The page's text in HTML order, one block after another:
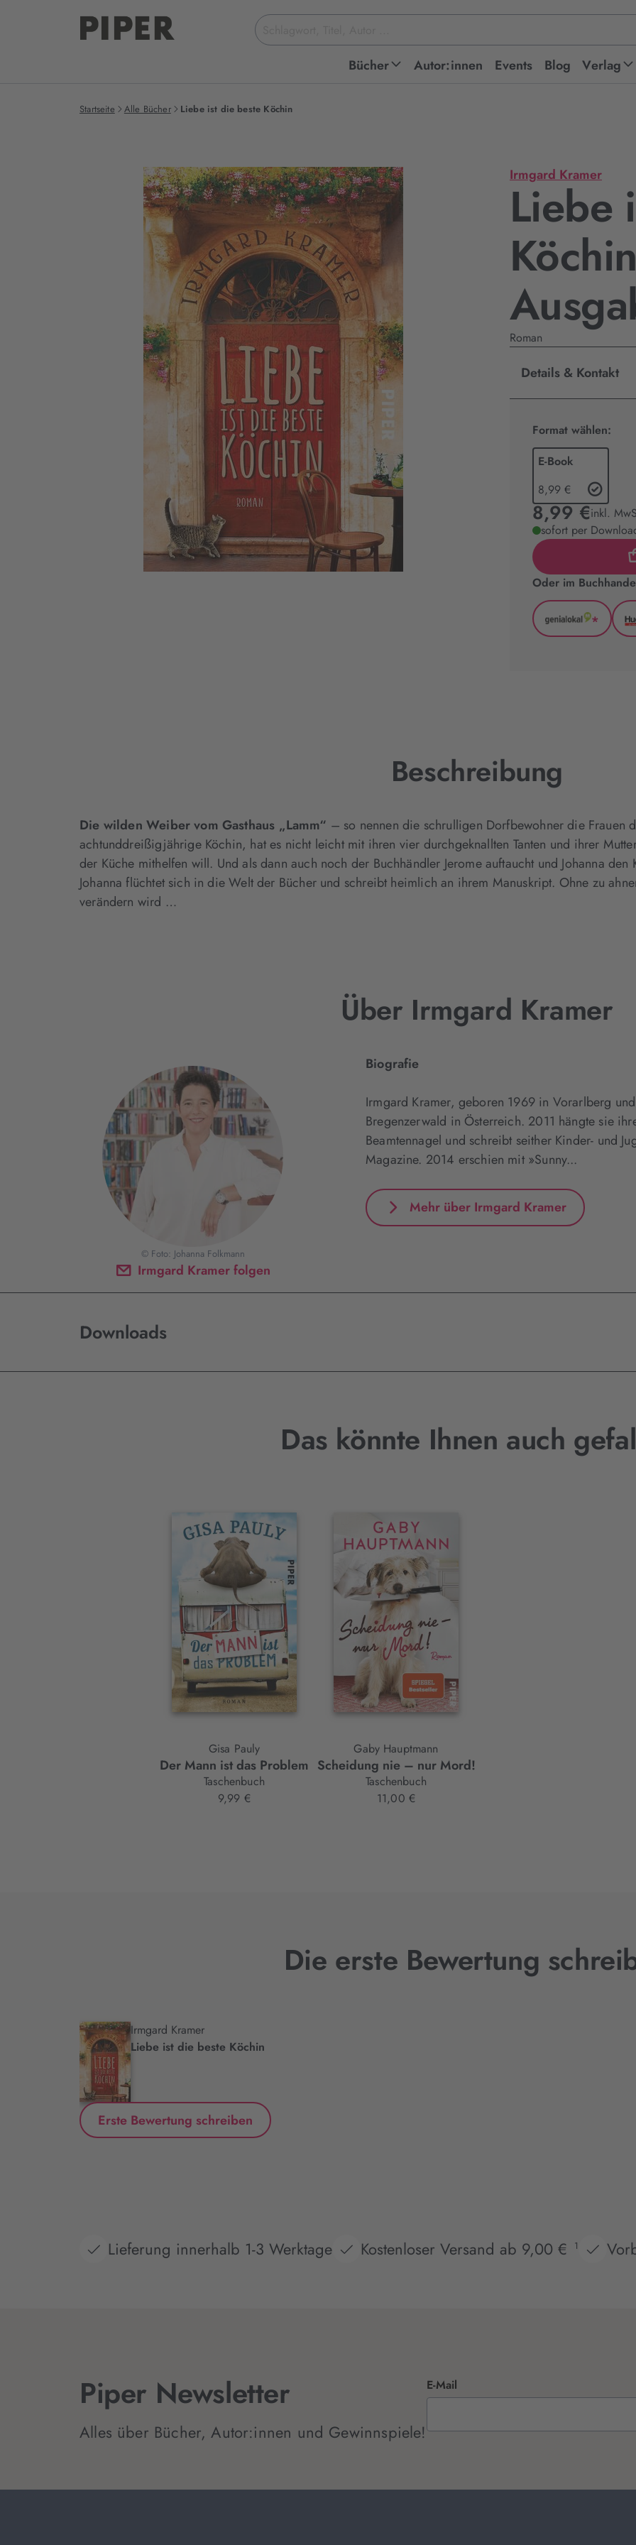
Suchbegriff
eingeben
Bücher Autor:innen Events Blog Verlag
Startseite Alle Bücher Liebe ist die beste Köchin
Irmgard Kramer
Liebe
Roman
Details & Kontakt
Format wählen:
E-Book
8,99 €
8,99 €inkl.
sofort per
Oder im
*
Beschreibung
Die wilden Weiber vom Gasthaus „Lamm“ – so nennen die schrulligen Dorfbewohner die Frauen
achtunddreißigjährige Köchin, hat es nicht leicht mit ihren vier durchgeknallten Tanten und ihrer
der Küche mithelfen will. Und als dann auch noch der Buchhändler Jerome auftaucht und Johanna
Johanna flüchtet sich in die Welt der Bücher und schreibt heimlich an ihrem Manuskript. Ohne zu
verändern wird …
Über Irmgard Kramer
Irmgard Kramer folgen
© Foto: Johanna Folkmann
Biografie
Irmgard Kramer, geboren 1969 in Vorarlberg
Bregenzerwald in Österreich. 2011 hängte sie
Beamtennagel und schreibt seither Kinder- und
Magazine. 2014 erschien mit »Sunny...
Mehr über Irmgard Kramer
Downloads
Das könnte Ihnen auch
Interaktives
Slider-
Element
Gisa Pauly
Der Mann ist das Problem
Taschenbuch
9,99 €
Gaby Hauptmann
Scheidung nie – nur Mord!
Taschenbuch
11,00 €
Die erste Bewertung
Irmgard Kramer
Liebe ist die beste Köchin
Erste Bewertung schreiben
Lieferung innerhalb 1-3 Werktage Kostenloser Versand ab 9,00 € 1
Piper Newsletter
Alles über Bücher, Autor:innen und Gewinnspiele!
E-Mail